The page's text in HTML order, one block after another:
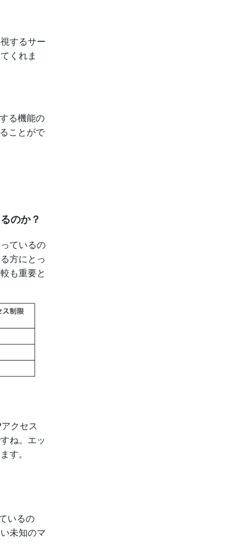
するサー
くれま
る機能の
ことがで
のか？
ているの
方にとっ
も重要と
クセス
ね。エッ
す。
いるの
未知のマ